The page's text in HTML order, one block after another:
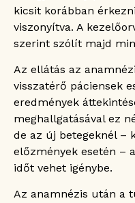
kicsit korábban
viszonyítva. A
szerint szólít majd
Az ellátás az
visszatérő páciensek
eredmények
meghallgatásával ez
de az új betegeknél –
előzmények esetén –
időt vehet igénybe.
Az anamnézis után a